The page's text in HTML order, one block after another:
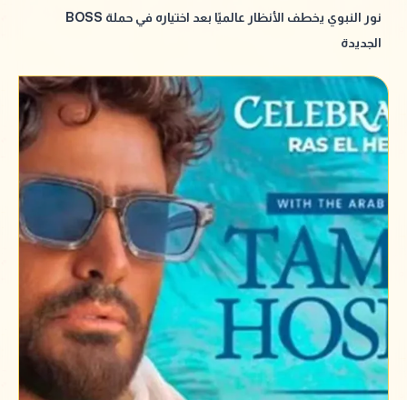
نور النبوي يخطف الأنظار عالميًا بعد اختياره في حملة BOSS
الجديدة